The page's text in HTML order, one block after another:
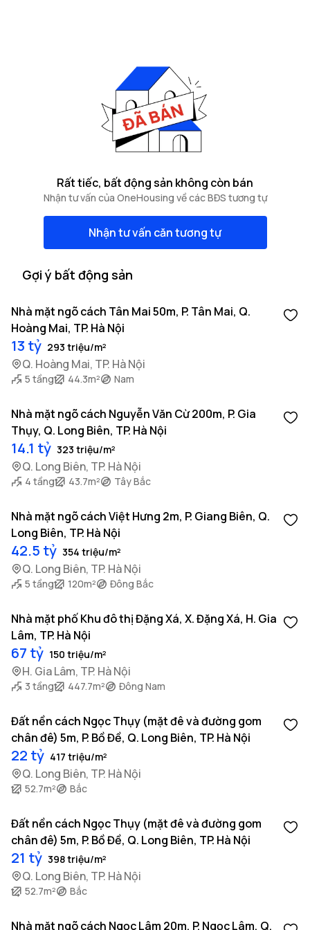
Rất tiếc, bất động sản không còn bán
Nhận tư vấn của OneHousing về các BĐS tương tự
Nhận tư vấn căn tương tự
Gợi ý bất động sản
Nhà mặt ngõ cách Tân Mai 50m, P. Tân Mai, Q.
Hoàng Mai, TP. Hà Nội
13 tỷ 293 triệu/m²
Q. Hoàng Mai, TP. Hà Nội
5 tầng 44.3m² Nam
Nhà mặt ngõ cách Nguyễn Văn Cừ 200m, P. Gia
Thụy, Q. Long Biên, TP. Hà Nội
14.1 tỷ 323 triệu/m²
Q. Long Biên, TP. Hà Nội
4 tầng 43.7m² Tây Bắc
Nhà mặt ngõ cách Việt Hưng 2m, P. Giang Biên, Q.
Long Biên, TP. Hà Nội
42.5 tỷ 354 triệu/m²
Q. Long Biên, TP. Hà Nội
5 tầng 120m² Đông Bắc
Nhà mặt phố Khu đô thị Đặng Xá, X. Đặng Xá, H. Gia
Lâm, TP. Hà Nội
67 tỷ 150 triệu/m²
H. Gia Lâm, TP. Hà Nội
3 tầng 447.7m² Đông Nam
Đất nền cách Ngọc Thụy (mặt đê và đường gom
chân đê) 5m, P. Bồ Đề, Q. Long Biên, TP. Hà Nội
22 tỷ 417 triệu/m²
Q. Long Biên, TP. Hà Nội
52.7m² Bắc
Đất nền cách Ngọc Thụy (mặt đê và đường gom
chân đê) 5m, P. Bồ Đề, Q. Long Biên, TP. Hà Nội
21 tỷ 398 triệu/m²
Q. Long Biên, TP. Hà Nội
52.7m² Bắc
Nhà mặt ngõ cách Ngọc Lâm 20m, P. Ngọc Lâm, Q.